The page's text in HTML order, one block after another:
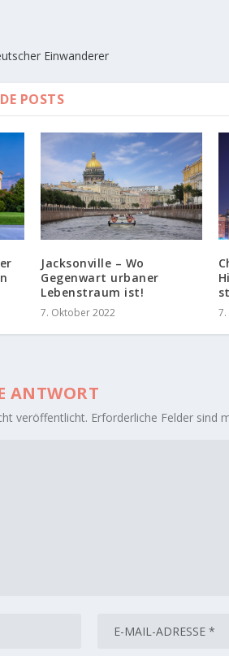
Einwanderer
POSTS
Jacksonville – Wo
Gegenwart urbaner
Lebenstraum ist!
7. Oktober 2022
ANTWORT
veröffentlicht. Erforderliche Felder sind